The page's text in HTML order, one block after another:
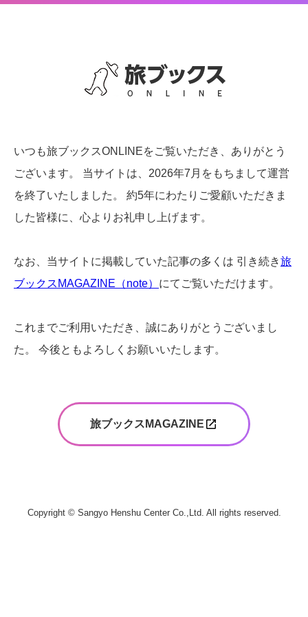
いつも旅ブックスONLINEをご覧いただき、ありがとう
ございます。 当サイトは、2026年7月をもちまして運営
を終了いたしました。 約5年にわたりご愛顧いただきま
した皆様に、心よりお礼申し上げます。
なお、当サイトに掲載していた記事の多くは 引き続き旅
ブックスMAGAZINE（note） にてご覧いただけます。
これまでご利用いただき、誠にありがとうございまし
た。 今後ともよろしくお願いいたします。
旅ブックスMAGAZINE
Copyright © Sangyo Henshu Center Co.,Ltd. All rights reserved.